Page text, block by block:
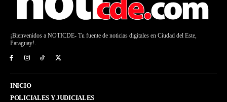
¡Bienvenidos a NOTICDE- Tu fuente de noticias digitales en Ciudad del Este,
Paraguay!.
INICIO
POLICIALES Y JUDICIALES